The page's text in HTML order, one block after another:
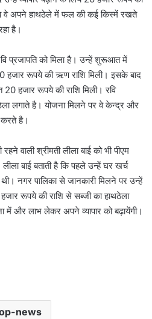
अपने हाथठेले में फल की कई किस्में रखते
है।
प्रजापति को मिला है। उन्हें शुरूआत में
हजार रूपये की ऋण राशि मिली। इसके बाद
20 हजार रूपये की राशि मिली। रवि
लगाते है। योजना मिलने पर वे केन्द्र और
करते है।
वाली श्रीमती लीला बाई को भी पीएम
बाई बताती है कि पहले उन्हें घर खर्च
नगर पालिका से जानकारी मिलने पर उन्हें
रूपये की राशि से सब्जी का हाथठेला
में और लाभ लेकर अपने व्यापार को बढ़ायेंगी।
news